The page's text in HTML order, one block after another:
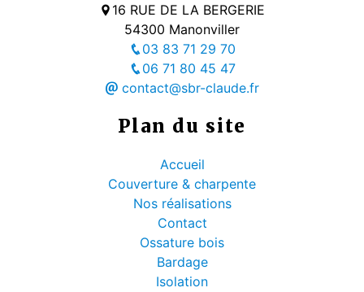
16 RUE DE LA BERGERIE
54300 Manonviller
03 83 71 29 70
06 71 80 45 47
contact@sbr-claude.fr
Plan du site
Accueil
Couverture & charpente
Nos réalisations
Contact
Ossature bois
Bardage
Isolation